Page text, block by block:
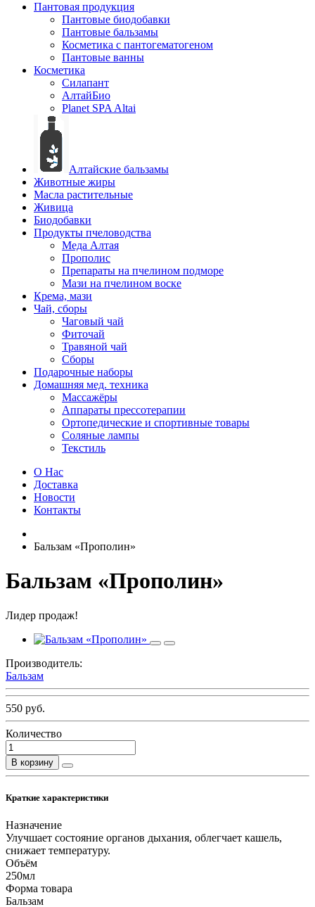
Пантовая продукция
Пантовые биодобавки
Пантовые бальзамы
Косметика с пантогематогеном
Пантовые ванны
Косметика
Силапант
АлтайБио
Planet SPA Altai
Алтайские бальзамы
Животные жиры
Масла растительные
Живица
Биодобавки
Продукты пчеловодства
Меда Алтая
Прополис
Препараты на пчелином подморе
Мази на пчелином воске
Крема, мази
Чай, сборы
Чаговый чай
Фиточай
Травяной чай
Сборы
Подарочные наборы
Домашняя мед. техника
Массажёры
Аппараты прессотерапии
Ортопедические и спортивные товары
Соляные лампы
Текстиль
О Нас
Доставка
Новости
Контакты
Бальзам «Прополин»
Бальзам «Прополин»
Лидер продаж!
Производитель:
Бальзам
550 руб.
Количество
В корзину
Краткие характеристики
Назначение
Улучшает состояние органов дыхания, облегчает кашель,
снижает температуру.
Объём
250мл
Форма товара
Бальзам